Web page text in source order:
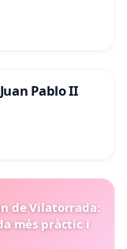
Pablo II
de Vilatorrada:
més pràctic i